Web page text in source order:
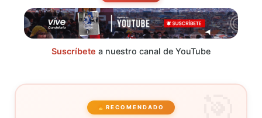
Suscríbete a nuestro canal de YouTube
RECOMENDADO